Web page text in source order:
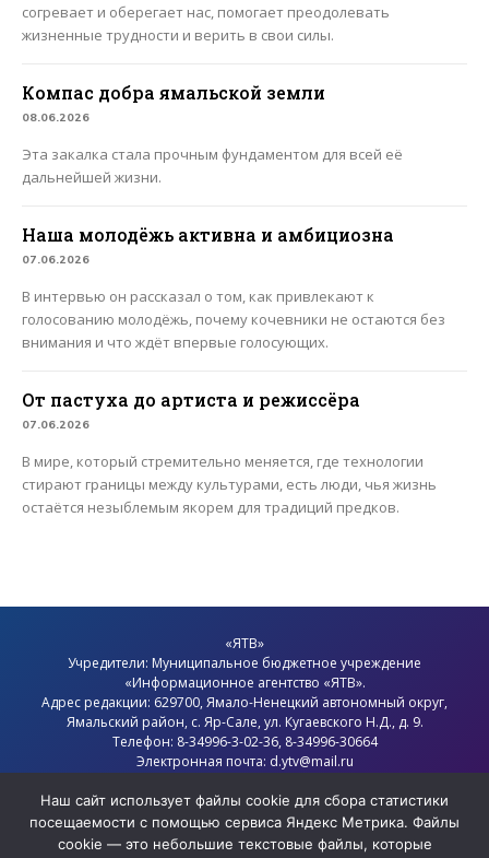
согревает и оберегает нас, помогает преодолевать
жизненные трудности и верить в свои силы.
Компас добра ямальской земли
08.06.2026
Эта закалка стала прочным фундаментом для всей её
дальнейшей жизни.
Наша молодёжь активна и амбициозна
07.06.2026
В интервью он рассказал о том, как привлекают к
голосованию молодёжь, почему кочевники не остаются без
внимания и что ждёт впервые голосующих.
От пастуха до артиста и режиссёра
07.06.2026
В мире, который стремительно меняется, где технологии
стирают границы между культурами, есть люди, чья жизнь
остаётся незыблемым якорем для традиций предков.
«ЯТВ»
Учредители: Муниципальное бюджетное учреждение
«Информационное агентство «ЯТВ».
Адрес редакции: 629700, Ямало-Ненецкий автономный округ,
Ямальский район, с. Яр-Сале, ул. Кугаевского Н.Д., д. 9.
Телефон: 8-34996-3-02-36, 8-34996-30664
Электронная почта: d.ytv@mail.ru
Политика конфиденциальности
Наш сайт использует файлы cookie для сбора статистики
посещаемости с помощью сервиса Яндекс Метрика. Файлы
cookie — это небольшие текстовые файлы, которые